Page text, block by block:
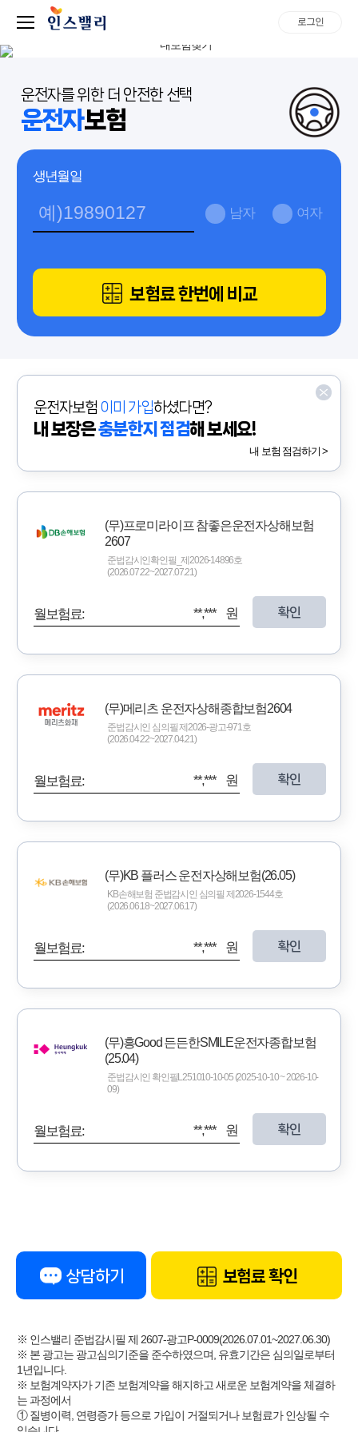
로그인
운전자를 위한 더 안전한 선택
운전자보험
생년월일
남자 여자
보험료 한번에 비교
운전자보험 이미 가입하셨다면?
내 보장은충분한지 점검해 보세요!
내 보험 점검하기 >
(무)프로미라이프 참좋은운전자상해보험
2607
준법감시인확인필_제2026-14896호
(2026.07.22~2027.07.21)
월보험료: **,*** 원 확인
(무)메리츠 운전자상해종합보험2604
준법감시인 심의필 제2026-광고-971호
(2026.04.22~2027.04.21)
월보험료: **,*** 원 확인
(무)KB 플러스 운전자상해보험(26.05)
KB손해보험 준법감시인 심의필 제2026-1544호
(2026.06.18~2027.06.17)
월보험료: **,*** 원 확인
(무)흥Good 든든한SMILE운전자종합보험
(25.04)
준법감시인 확인필L251010-10-05 (2025-10-10 ~ 2026-10-
09)
월보험료: **,*** 원 확인
상담하기 보험료 확인
※ 인스밸리 준법감시필 제 2607-광고P-0009(2026.07.01~2027.06.30)
※ 본 광고는 광고심의기준을 준수하였으며, 유효기간은 심의일로부터
1년입니다.
※ 보험계약자가 기존 보험계약을 해지하고 새로운 보험계약을 체결하
는 과정에서
① 질병이력, 연령증가 등으로 가입이 거절되거나 보험료가 인상될 수